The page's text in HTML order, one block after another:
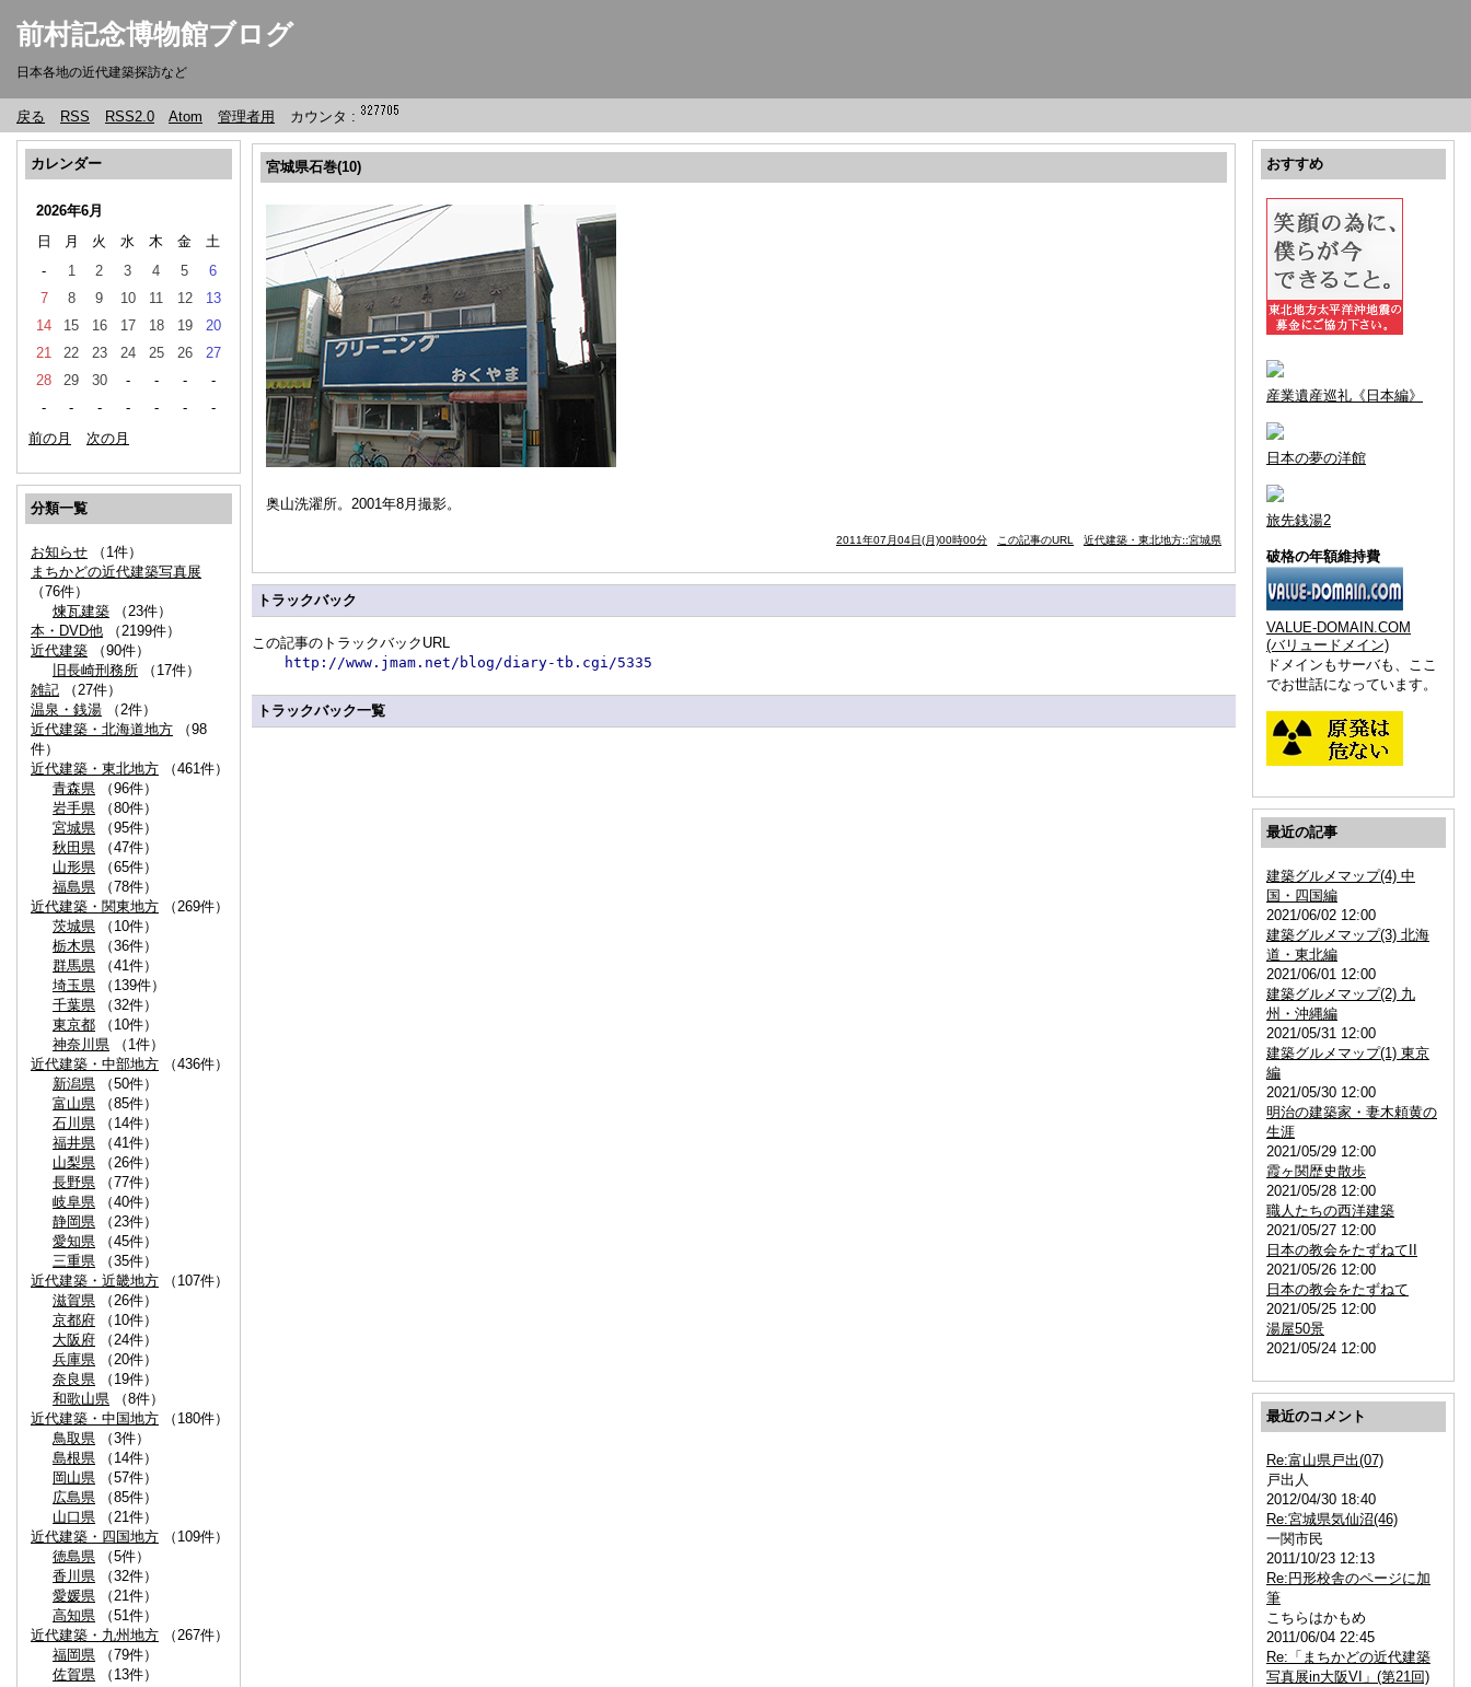
前村記念博物館ブログ
日本各地の近代建築探訪など
戻る RSS RSS2.0 Atom 管理者用 カウンタ :
カレンダー
2026年6月
日
月 火 水 木 金
土
-
1 2 3 4 5
6
7
8 9 10 11 12
13
14
15 16 17 18 19
20
21
22 23 24 25 26
27
28
29 30 - - -
-
-
- - - - -
-
前の月
次の月
分類一覧
お知らせ （1件）
まちかどの近代建築写真展
（76件）
煉瓦建築 （23件）
本・DVD他 （2199件）
近代建築 （90件）
旧長崎刑務所 （17件）
雑記 （27件）
温泉・銭湯 （2件）
近代建築・北海道地方 （98
件）
近代建築・東北地方 （461件）
青森県 （96件）
岩手県 （80件）
宮城県 （95件）
秋田県 （47件）
山形県 （65件）
福島県 （78件）
近代建築・関東地方 （269件）
茨城県 （10件）
栃木県 （36件）
群馬県 （41件）
埼玉県 （139件）
千葉県 （32件）
東京都 （10件）
神奈川県 （1件）
近代建築・中部地方 （436件）
新潟県 （50件）
富山県 （85件）
石川県 （14件）
福井県 （41件）
山梨県 （26件）
長野県 （77件）
岐阜県 （40件）
静岡県 （23件）
愛知県 （45件）
三重県 （35件）
近代建築・近畿地方 （107件）
滋賀県 （26件）
京都府 （10件）
大阪府 （24件）
兵庫県 （20件）
奈良県 （19件）
和歌山県 （8件）
近代建築・中国地方 （180件）
鳥取県 （3件）
島根県 （14件）
岡山県 （57件）
広島県 （85件）
山口県 （21件）
近代建築・四国地方 （109件）
徳島県 （5件）
香川県 （32件）
愛媛県 （21件）
高知県 （51件）
近代建築・九州地方 （267件）
福岡県 （79件）
佐賀県 （13件）
おすすめ
産業遺産巡礼《日本編》
日本の夢の洋館
旅先銭湯2
破格の年額維持費
VALUE-DOMAIN.COM
(バリュードメイン)
ドメインもサーバも、ここ
でお世話になっています。
最近の記事
建築グルメマップ(4) 中
国・四国編
2021/06/02 12:00
建築グルメマップ(3) 北海
道・東北編
2021/06/01 12:00
建築グルメマップ(2) 九
州・沖縄編
2021/05/31 12:00
建築グルメマップ(1) 東京
編
2021/05/30 12:00
明治の建築家・妻木頼黄の
生涯
2021/05/29 12:00
霞ヶ関歴史散歩
2021/05/28 12:00
職人たちの西洋建築
2021/05/27 12:00
日本の教会をたずねてII
2021/05/26 12:00
日本の教会をたずねて
2021/05/25 12:00
湯屋50景
2021/05/24 12:00
最近のコメント
Re:富山県戸出(07)
戸出人
2012/04/30 18:40
Re:宮城県気仙沼(46)
一関市民
2011/10/23 12:13
Re:円形校舎のページに加
筆
こちらはかもめ
2011/06/04 22:45
Re:「まちかどの近代建築
写真展in大阪VI」(第21回)
宮城県石巻(10)
奥山洗濯所。2001年8月撮影。
2011年07月04日(月)00時00分 この記事のURL 近代建築・東北地方::宮城県
トラックバック
この記事のトラックバックURL
http://www.jmam.net/blog/diary-tb.cgi/5335
トラックバック一覧